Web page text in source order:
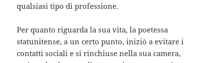
qualsiasi tipo di professione.
Per quanto riguarda la sua vita, la poetessa
statunitense, a un certo punto, iniziò a evitare i
contatti sociali e si rinchiuse nella sua camera,